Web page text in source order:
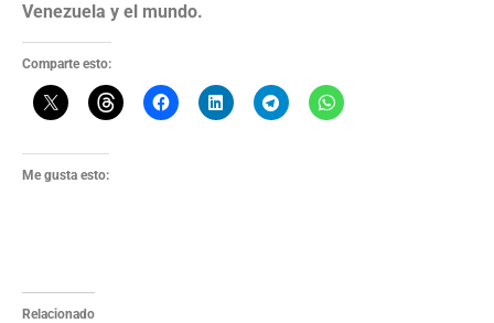
Venezuela y el mundo.
Comparte esto:
Me gusta esto:
Relacionado